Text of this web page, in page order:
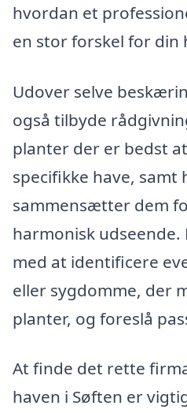
hvordan et
en stor forskel for din
Udover selve
også tilbyde
planter der er bedst
specifikke have, samt
sammensætter dem
harmonisk
med at identificere
eller sygdomme, der
planter, og foreslå
At finde det rette
haven i Søften er